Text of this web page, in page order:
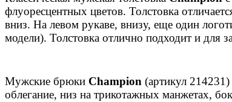
флуоресцентных цветов. Толстовка
вниз. На левом рукаве, внизу, еще один
модели). Толстовка отлично подходит и для
Мужские брюки Champion (артикул
облегание, низ на трикотажных манжетах,